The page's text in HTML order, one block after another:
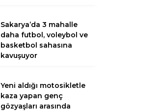
Sakarya’da 3 mahalle
daha futbol, voleybol ve
basketbol sahasına
kavuşuyor
Yeni aldığı motosikletle
kaza yapan genç
gözyaşları arasında